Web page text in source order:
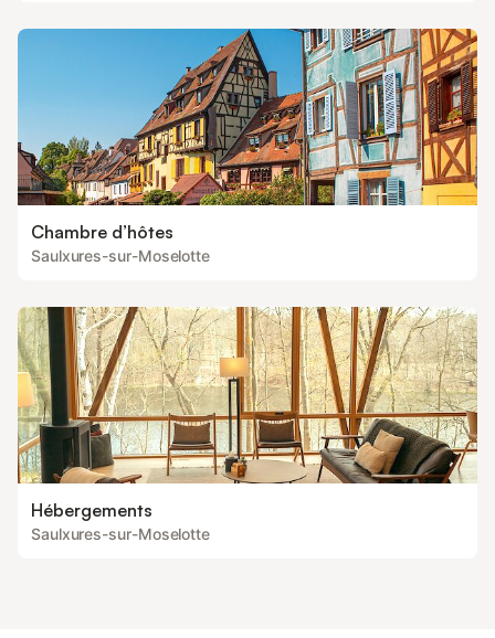
Chambre d’hôtes
Saulxures-sur-Moselotte
Hébergements
Saulxures-sur-Moselotte